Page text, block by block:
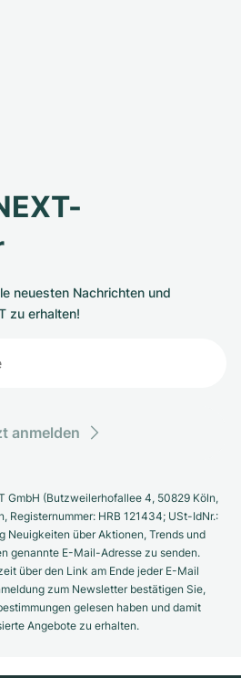
neuesten Nachrichten und
zu erhalten!
anmelden
GmbH (Butzweilerhofallee 4, 50829 Köln,
Registernummer: HRB 121434; USt-IdNr.:
Neuigkeiten über Aktionen, Trends und
genannte E-Mail-Adresse zu senden.
über den Link am Ende jeder E-Mail
zum Newsletter bestätigen Sie,
gelesen haben und damit
Angebote zu erhalten.